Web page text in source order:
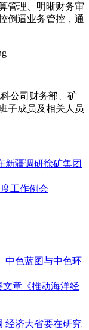
管理、明晰财务审
倒逼业务管控，通
公司财务部、矿
子成员及相关人员
新疆调研徐矿集团
工作例会
色蓝图与中色环
文章《推动海洋经
经济大省要在研究